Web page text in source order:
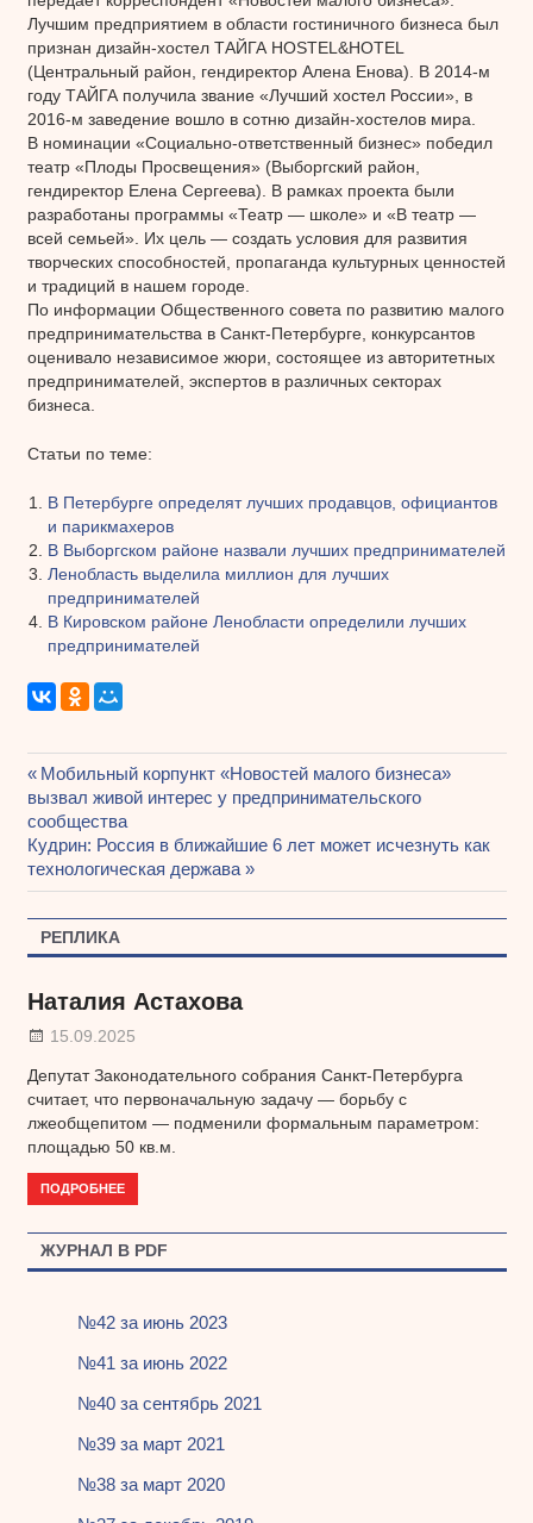
Лучшим предприятием в области гостиничного бизнеса был
признан дизайн-хостел ТАЙГА HOSTEL&HOTEL
(Центральный район, гендиректор Алена Енова). В 2014-м
году ТАЙГА получила звание «Лучший хостел России», в
2016-м заведение вошло в сотню дизайн-хостелов мира.
В номинации «Социально-ответственный бизнес» победил
театр «Плоды Просвещения» (Выборгский район,
гендиректор Елена Сергеева). В рамках проекта были
разработаны программы «Театр — школе» и «В театр —
всей семьей». Их цель — создать условия для развития
творческих способностей, пропаганда культурных ценностей
и традиций в нашем городе.
По информации Общественного совета по развитию малого
предпринимательства в Санкт-Петербурге, конкурсантов
оценивало независимое жюри, состоящее из авторитетных
предпринимателей, экспертов в различных секторах
бизнеса.
Статьи по теме:
В Петербурге определят лучших продавцов, официантов
и парикмахеров
В Выборгском районе назвали лучших предпринимателей
Ленобласть выделила миллион для лучших
предпринимателей
В Кировском районе Ленобласти определили лучших
предпринимателей
Навигация
по
записям
Предыдущая
запись:
Мобильный корпункт «Новостей малого бизнеса»
вызвал живой интерес у предпринимательского
сообщества
Следующая
запись:
Кудрин: Россия в ближайшие 6 лет может исчезнуть как
технологическая держава
РЕПЛИКА
Наталия Астахова
15.09.2025
Депутат Законодательного собрания Санкт-Петербурга
считает, что первоначальную задачу — борьбу с
лжеобщепитом — подменили формальным параметром:
площадью 50 кв.м.
ПОДРОБНЕЕ
ЖУРНАЛ В PDF
№42 за июнь 2023
№41 за июнь 2022
№40 за сентябрь 2021
№39 за март 2021
№38 за март 2020